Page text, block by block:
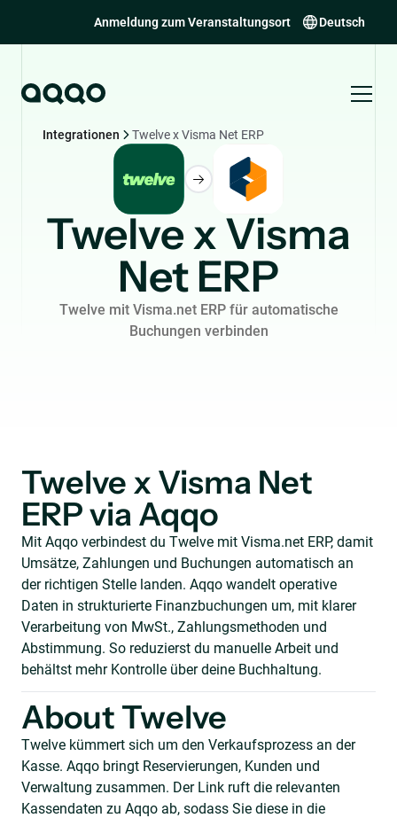
Anmeldung zum Veranstaltungsort Deutsch
Integrationen Twelve x Visma Net ERP
Twelve x Visma
Net ERP
Twelve mit Visma.net ERP für automatische
Buchungen verbinden
Twelve x Visma Net
ERP via Aqqo
Mit Aqqo verbindest du Twelve mit Visma.net ERP, damit
Umsätze, Zahlungen und Buchungen automatisch an
der richtigen Stelle landen. Aqqo wandelt operative
Daten in strukturierte Finanzbuchungen um, mit klarer
Verarbeitung von MwSt., Zahlungsmethoden und
Abstimmung. So reduzierst du manuelle Arbeit und
behältst mehr Kontrolle über deine Buchhaltung.
About Twelve
Twelve kümmert sich um den Verkaufsprozess an der
Kasse. Aqqo bringt Reservierungen, Kunden und
Verwaltung zusammen. Der Link ruft die relevanten
Kassendaten zu Aqqo ab, sodass Sie diese in die